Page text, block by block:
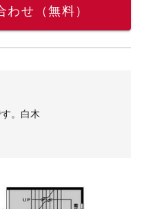
せ（無料）
。白木